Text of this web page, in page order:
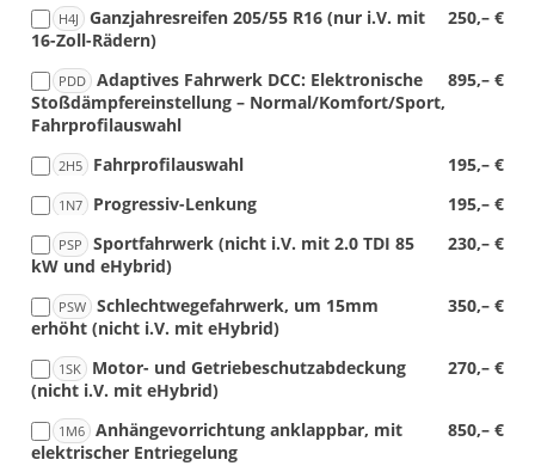
H4J 250,– €
Ganzjahresreifen 205/55 R16 (nur i.V. mit
16-Zoll-Rädern)
PDD 895,– €
Adaptives Fahrwerk DCC: Elektronische
Stoßdämpfereinstellung – Normal/Komfort/Sport,
Fahrprofilauswahl
2H5 195,– €
Fahrprofilauswahl
1N7 195,– €
Progressiv-Lenkung
PSP 230,– €
Sportfahrwerk (nicht i.V. mit 2.0 TDI 85
kW und eHybrid)
PSW 350,– €
Schlechtwegefahrwerk, um 15mm
erhöht (nicht i.V. mit eHybrid)
1SK 270,– €
Motor- und Getriebeschutzabdeckung
(nicht i.V. mit eHybrid)
1M6 850,– €
Anhängevorrichtung anklappbar, mit
elektrischer Entriegelung